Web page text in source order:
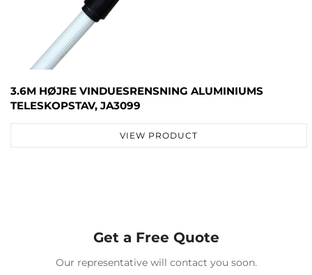
3.6M HØJRE VINDUESRENSNING ALUMINIUMS
TELESKOPSTAV, JA3099
VIEW PRODUCT
Get a Free Quote
Our representative will contact you soon.